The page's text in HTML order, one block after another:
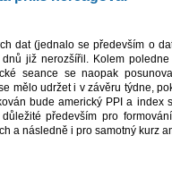
dat (jednalo se především o
již nerozšířil. Kolem
seance se naopak
mělo udržet i v závěru týdne,
bude americký PPI a index
především pro
a následně i pro samotný kurz